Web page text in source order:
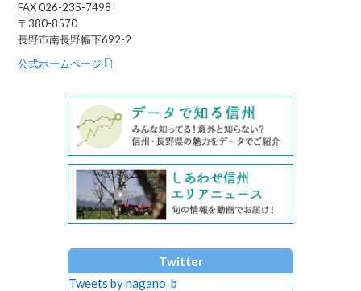
FAX 026-235-7498
〒380-8570
長野市南長野幅下692-2
公式ホームページ
Twitter
Tweets by nagano_b